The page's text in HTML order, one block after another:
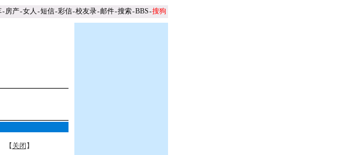
-房产-女人 -短信-彩信-校友录-邮件-搜索-BBS-搜狗
【 关闭 】